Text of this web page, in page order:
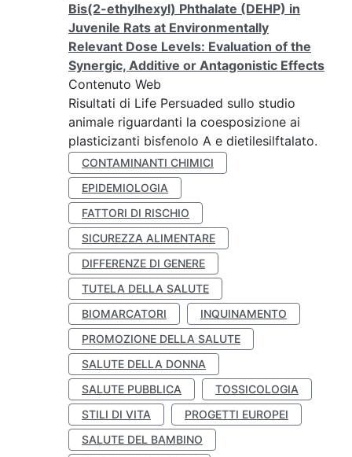
Bis(2-ethylhexyl) Phthalate (DEHP) in
Juvenile Rats at Environmentally
Relevant Dose Levels: Evaluation of the
Synergic, Additive or Antagonistic Effects
Contenuto Web
Risultati di Life Persuaded sullo studio
animale riguardanti la coesposizione ai
plasticizanti bisfenolo A e dietilesilftalato.
CONTAMINANTI CHIMICI
EPIDEMIOLOGIA
FATTORI DI RISCHIO
SICUREZZA ALIMENTARE
DIFFERENZE DI GENERE
TUTELA DELLA SALUTE
BIOMARCATORI
INQUINAMENTO
PROMOZIONE DELLA SALUTE
SALUTE DELLA DONNA
SALUTE PUBBLICA
TOSSICOLOGIA
STILI DI VITA
PROGETTI EUROPEI
SALUTE DEL BAMBINO